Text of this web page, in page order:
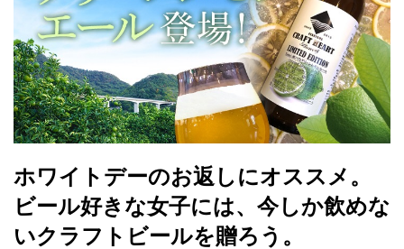
ホワイトデーのお返しにオススメ。
ビール好きな女子には、今しか飲めな
いクラフトビールを贈ろう。